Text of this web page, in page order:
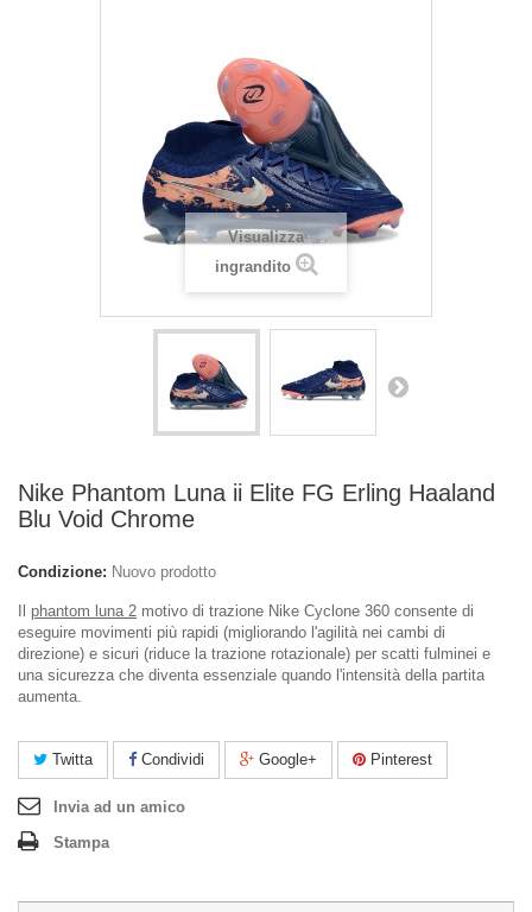
Visualizza
ingrandito
Nike Phantom Luna ii Elite FG Erling Haaland
Blu Void Chrome
Condizione: Nuovo prodotto
phantom luna 2 motivo di trazione Nike Cyclone 360 consente di
eseguire movimenti più rapidi (migliorando l'agilità nei cambi di
direzione) e sicuri (riduce la trazione rotazionale) per scatti fulminei e
una sicurezza che diventa essenziale quando l'intensità della partita
aumenta.
Twitta Condividi Google+ Pinterest
Invia ad un amico
Stampa